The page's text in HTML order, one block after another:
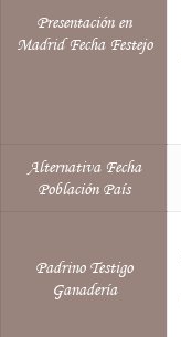
Presentación en
Madrid Fecha Festejo
Alternativa Fecha
Población País
Padrino Testigo
Ganadería